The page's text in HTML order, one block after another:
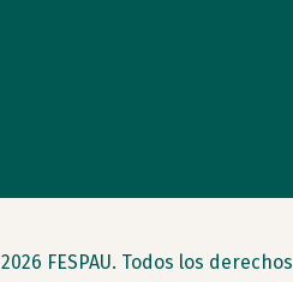
FESPAU. Todos los derechos